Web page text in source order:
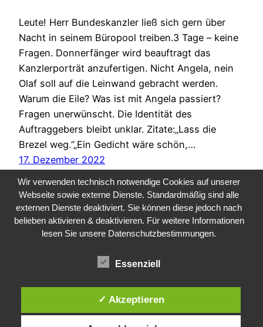
Leute! Herr Bundeskanzler ließ sich gern über
Nacht in seinem Büropool treiben.3 Tage – keine
Fragen. Donnerfänger wird beauftragt das
Kanzlerporträt anzufertigen. Nicht Angela, nein
Olaf soll auf die Leinwand gebracht werden.
Warum die Eile? Was ist mit Angela passiert?
Fragen unerwünscht. Die Identität des
Auftraggebers bleibt unklar. Zitate:„Lass die
Brezel weg.“„Ein Gedicht wäre schön,…
17. Dezember 2022
Public Sector, Kunst, Design
Datenschutz
Wir verwenden technisch notwendige Cookies auf unserer
Webseite sowie externe Dienste. Standardmäßig sind alle
externen Dienste deaktiviert. Sie können diese jedoch nach
belieben aktivieren & deaktivieren. Für weitere Informationen
lesen Sie unsere Datenschutzbestimmungen.
Essenziell
✓ Akzeptieren